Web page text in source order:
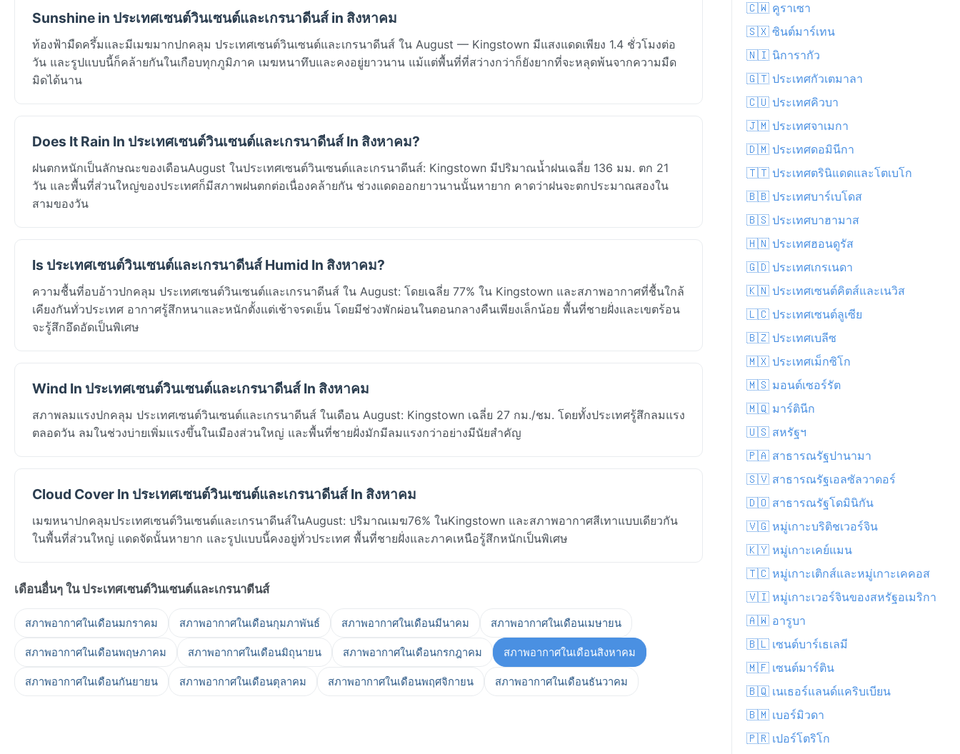
Sunshine in ประเทศเซนต์วินเซนต์และเกรนาดีนส์ in สิงหาคม
ท้องฟ้ามืดครึ้มและมีเมฆมากปกคลุม ประเทศเซนต์วินเซนต์และเกรนาดีนส์ ใน August — Kingstown มีแสงแดดเพียง 1.4 ชั่วโมงต่อ
วัน และรูปแบบนี้ก็คล้ายกันในเกือบทุกภูมิภาค เมฆหนาทึบและคงอยู่ยาวนาน แม้แต่พื้นที่ที่สว่างกว่าก็ยังยากที่จะหลุดพ้นจากความมืด
มิดได้นาน
Does It Rain In ประเทศเซนต์วินเซนต์และเกรนาดีนส์ In สิงหาคม?
ฝนตกหนักเป็นลักษณะของเดือนAugust ในประเทศเซนต์วินเซนต์และเกรนาดีนส์: Kingstown มีปริมาณน้ำฝนเฉลี่ย 136 มม. ตก 21
วัน และพื้นที่ส่วนใหญ่ของประเทศก็มีสภาพฝนตกต่อเนื่องคล้ายกัน ช่วงแดดออกยาวนานนั้นหายาก คาดว่าฝนจะตกประมาณสองใน
สามของวัน
Is ประเทศเซนต์วินเซนต์และเกรนาดีนส์ Humid In สิงหาคม?
ความชื้นที่อบอ้าวปกคลุม ประเทศเซนต์วินเซนต์และเกรนาดีนส์ ใน August: โดยเฉลี่ย 77% ใน Kingstown และสภาพอากาศที่ชื้นใกล้
เคียงกันทั่วประเทศ อากาศรู้สึกหนาและหนักตั้งแต่เช้าจรดเย็น โดยมีช่วงพักผ่อนในตอนกลางคืนเพียงเล็กน้อย พื้นที่ชายฝั่งและเขตร้อน
จะรู้สึกอึดอัดเป็นพิเศษ
Wind In ประเทศเซนต์วินเซนต์และเกรนาดีนส์ In สิงหาคม
สภาพลมแรงปกคลุม ประเทศเซนต์วินเซนต์และเกรนาดีนส์ ในเดือน August: Kingstown เฉลี่ย 27 กม./ชม. โดยทั้งประเทศรู้สึกลมแรง
ตลอดวัน ลมในช่วงบ่ายเพิ่มแรงขึ้นในเมืองส่วนใหญ่ และพื้นที่ชายฝั่งมักมีลมแรงกว่าอย่างมีนัยสำคัญ
Cloud Cover In ประเทศเซนต์วินเซนต์และเกรนาดีนส์ In สิงหาคม
เมฆหนาปกคลุมประเทศเซนต์วินเซนต์และเกรนาดีนส์ในAugust: ปริมาณเมฆ76% ในKingstown และสภาพอากาศสีเทาแบบเดียวกัน
ในพื้นที่ส่วนใหญ่ แดดจัดนั้นหายาก และรูปแบบนี้คงอยู่ทั่วประเทศ พื้นที่ชายฝั่งและภาคเหนือรู้สึกหนักเป็นพิเศษ
เดือนอื่นๆ ใน ประเทศเซนต์วินเซนต์และเกรนาดีนส์
สภาพอากาศในเดือนมกราคม สภาพอากาศในเดือนกุมภาพันธ์ สภาพอากาศในเดือนมีนาคม สภาพอากาศในเดือนเมษายน
สภาพอากาศในเดือนพฤษภาคม สภาพอากาศในเดือนมิถุนายน สภาพอากาศในเดือนกรกฎาคม สภาพอากาศในเดือนสิงหาคม
สภาพอากาศในเดือนกันยายน สภาพอากาศในเดือนตุลาคม สภาพอากาศในเดือนพฤศจิกายน สภาพอากาศในเดือนธันวาคม
🇨🇼 คูราเซา
🇸🇽 ซินต์มาร์เทน
🇳🇮 นิการากัว
🇬🇹 ประเทศกัวเตมาลา
🇨🇺 ประเทศคิวบา
🇯🇲 ประเทศจาเมกา
🇩🇲 ประเทศดอมินีกา
🇹🇹 ประเทศตรินิแดดและโตเบโก
🇧🇧 ประเทศบาร์เบโดส
🇧🇸 ประเทศบาฮามาส
🇭🇳 ประเทศฮอนดูรัส
🇬🇩 ประเทศเกรเนดา
🇰🇳 ประเทศเซนต์คิตส์และเนวิส
🇱🇨 ประเทศเซนต์ลูเซีย
🇧🇿 ประเทศเบลีซ
🇲🇽 ประเทศเม็กซิโก
🇲🇸 มอนต์เซอร์รัต
🇲🇶 มาร์ตินีก
🇺🇸 สหรัฐฯ
🇵🇦 สาธารณรัฐปานามา
🇸🇻 สาธารณรัฐเอลซัลวาดอร์
🇩🇴 สาธารณรัฐโดมินิกัน
🇻🇬 หมู่เกาะบริติชเวอร์จิน
🇰🇾 หมู่เกาะเคย์แมน
🇹🇨 หมู่เกาะเติกส์และหมู่เกาะเคคอส
🇻🇮 หมู่เกาะเวอร์จินของสหรัฐอเมริกา
🇦🇼 อารูบา
🇧🇱 เซนต์บาร์เธเลมี
🇲🇫 เซนต์มาร์ติน
🇧🇶 เนเธอร์แลนด์แคริบเบียน
🇧🇲 เบอร์มิวดา
🇵🇷 เปอร์โตริโก